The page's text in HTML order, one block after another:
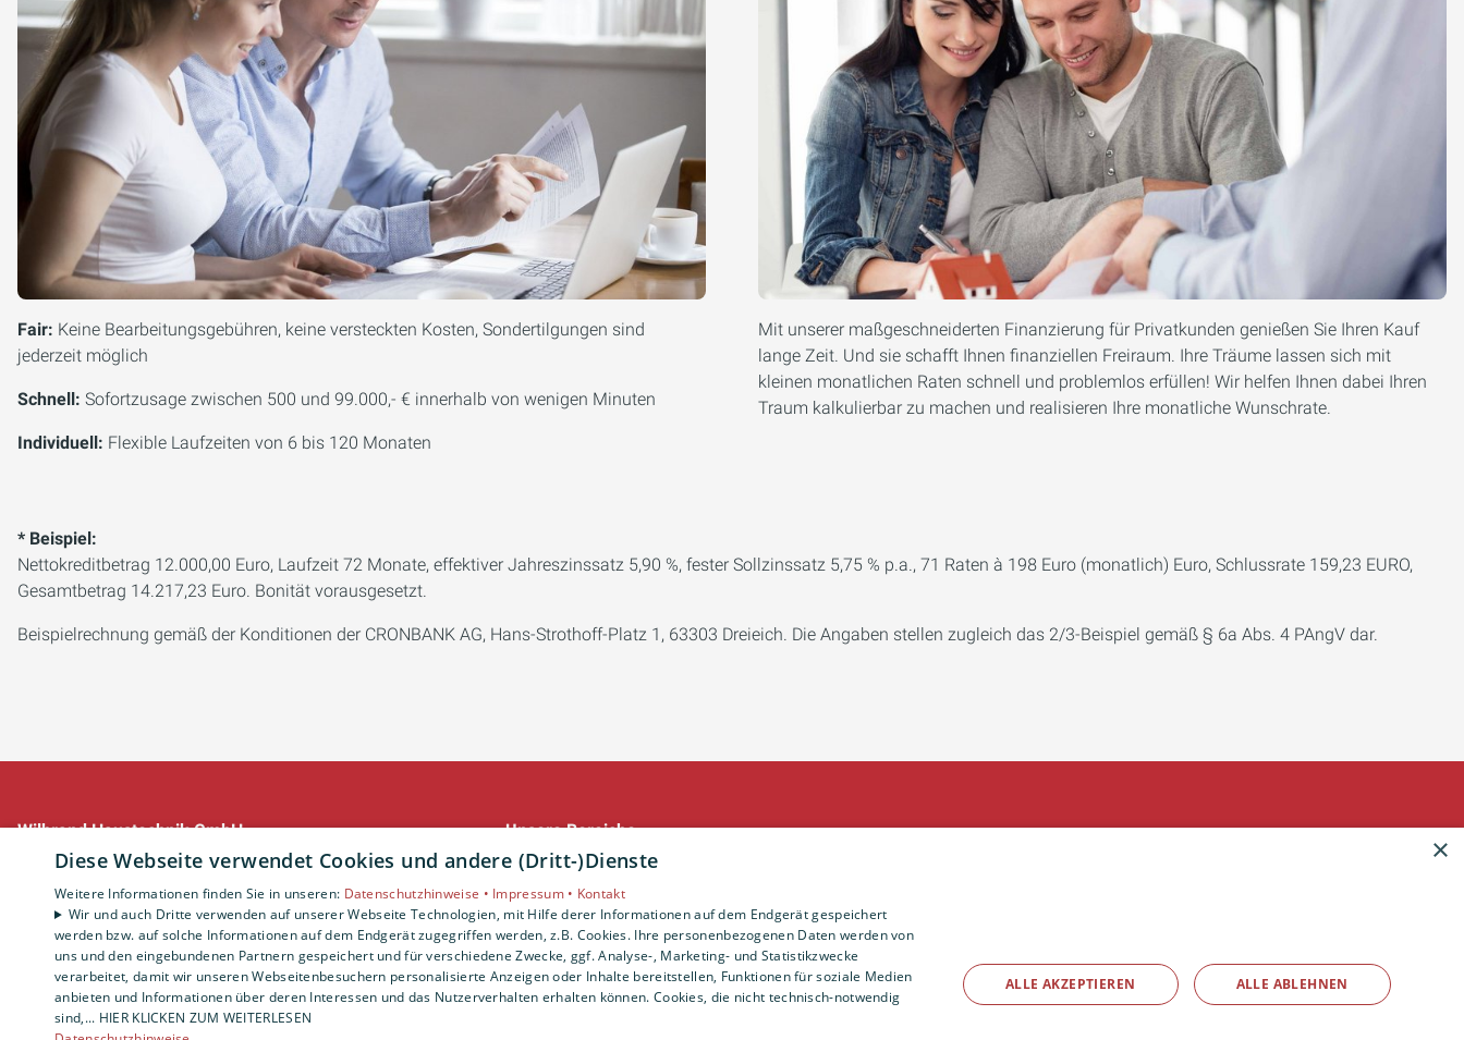
Fair: Keine Bearbeitungsgebühren, keine versteckten Kosten, Sondertilgungen sind
jederzeit möglich
Schnell: Sofortzusage zwischen 500 und 99.000,- € innerhalb von wenigen Minuten
Individuell: Flexible Laufzeiten von 6 bis 120 Monaten
Mit unserer maßgeschneiderten Finanzierung für Privatkunden genießen Sie Ihren Kauf
lange Zeit. Und sie schafft Ihnen finanziellen Freiraum. Ihre Träume lassen sich mit
kleinen monatlichen Raten schnell und problemlos erfüllen! Wir helfen Ihnen dabei Ihren
Traum kalkulierbar zu machen und realisieren Ihre monatliche Wunschrate.
* Beispiel:
Nettokreditbetrag 12.000,00 Euro, Laufzeit 72 Monate, effektiver Jahreszinssatz 5,90 %, fester Sollzinssatz 5,75 % p.a., 71 Raten à 198 Euro (monatlich) Euro, Schlussrate 159,23 EURO,
Gesamtbetrag 14.217,23 Euro. Bonität vorausgesetzt.
Beispielrechnung gemäß der Konditionen der CRONBANK AG, Hans-Strothoff-Platz 1, 63303 Dreieich. Die Angaben stellen zugleich das 2/3-Beispiel gemäß § 6a Abs. 4 PAngV dar.
Wilbrand Haustechnik GmbH
Zinkhüttenweg 10
E-Mail: info@wilbrand.info
0231 22245670
Impressum
Barrierefreiheitserklärung
Datenschutzerklärung
Unsere Bereiche
Privatkunden
Gewerbekunden
Karriere
Unternehmen
Kontakt
×
Diese Webseite verwendet Cookies und andere (Dritt-)Dienste
Weitere Informationen finden Sie in unseren: Datenschutzhinweise • Impressum • Kontakt
Wir und auch Dritte verwenden auf unserer Webseite Technologien, mit Hilfe derer Informationen auf dem Endgerät gespeichert
werden bzw. auf solche Informationen auf dem Endgerät zugegriffen werden, z.B. Cookies. Ihre personenbezogenen Daten werden von
uns und den eingebundenen Partnern gespeichert und für verschiedene Zwecke, ggf. Analyse-, Marketing- und Statistikzwecke
verarbeitet, damit wir unseren Webseitenbesuchern personalisierte Anzeigen oder Inhalte bereitstellen, Funktionen für soziale Medien
anbieten und Informationen über deren Interessen und das Nutzerverhalten erhalten können. Cookies, die nicht technisch-notwendig
sind,... HIER KLICKEN ZUM WEITERLESEN
ALLE AKZEPTIEREN ALLE ABLEHNEN